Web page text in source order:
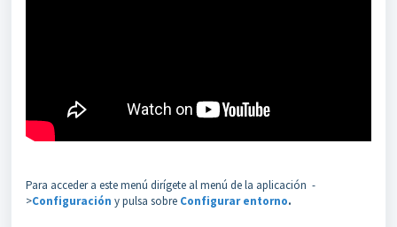
Para acceder a este menú dirígete al menú de la aplicación -
>Configuración y pulsa sobre Configurar entorno.